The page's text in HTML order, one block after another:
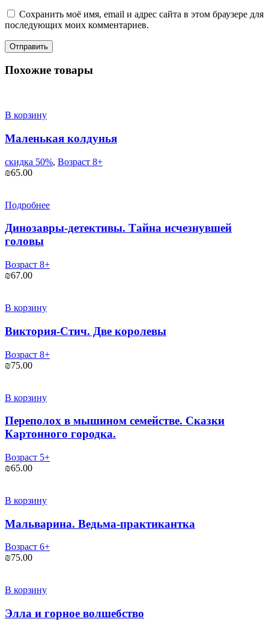
Сохранить моё имя, email и адрес сайта в этом браузере для
последующих моих комментариев.
Похожие товары
В корзину
Маленькая колдунья
скидка 50%, Возраст 8+
₪65.00
Подробнее
Динозавры-детективы. Тайна исчезнувшей
головы
Возраст 8+
₪67.00
В корзину
Виктория-Стич. Две королевы
Возраст 8+
₪75.00
В корзину
Переполох в мышином семействе. Сказки
Картонного городка.
Возраст 5+
₪65.00
В корзину
Мальварина. Ведьма-практикантка
Возраст 6+
₪75.00
В корзину
Элла и горное волшебство